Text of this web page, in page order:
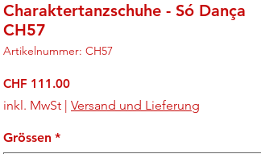
Charaktertanzschuhe - Só Dança
CH57
Artikelnummer: CH57
CHF 111.00Preis
inkl. MwSt | Versand und Lieferung
Grössen *